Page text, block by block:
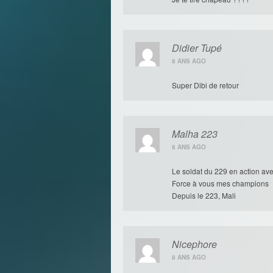
Didier Tupé
8 ANS AGO
Super Dibi de retour
Malha 223
8 ANS AGO
Le soldat du 229 en action
Force à vous mes champions
Depuis le 223, Mali
Nicephore
8 ANS AGO